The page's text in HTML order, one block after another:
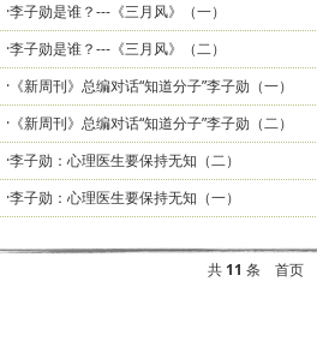
·李子勋是谁？---《三月风》（一）
·李子勋是谁？---《三月风》（二）
·《新周刊》总编对话“知道分子”李子勋（一）
·《新周刊》总编对话“知道分子”李子勋（二）
·李子勋：心理医生要保持无知（二）
·李子勋：心理医生要保持无知（一）
共 11 条 首页